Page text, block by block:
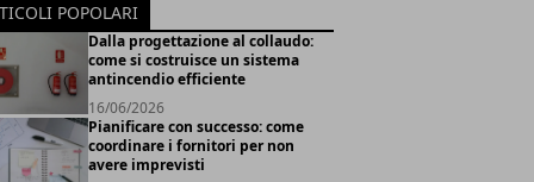
POPOLARI
Dalla progettazione al collaudo:
come si costruisce un sistema
antincendio efficiente
16/06/2026
Pianificare con successo: come
coordinare i fornitori per non
avere imprevisti